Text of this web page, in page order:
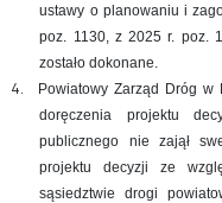
ustawy o planowaniu i
poz. 1130, z 2025 r. poz.
zostało dokonane.
4.
Powiatowy Zarząd Dróg
doręczenia projektu
publicznego nie zajął
projektu decyzji ze
sąsiedztwie drogi